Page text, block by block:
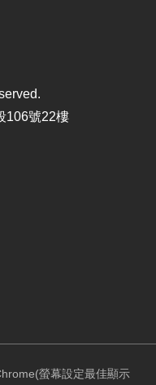
106號22樓
螢幕設定最佳顯示
部